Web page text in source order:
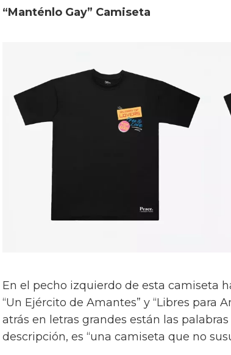
“Manténlo Gay” Camiseta
En el pecho izquierdo de esta camiseta
“Un Ejército de Amantes” y “Libres para
atrás en letras grandes están las palabras
descripción, es “una camiseta que no